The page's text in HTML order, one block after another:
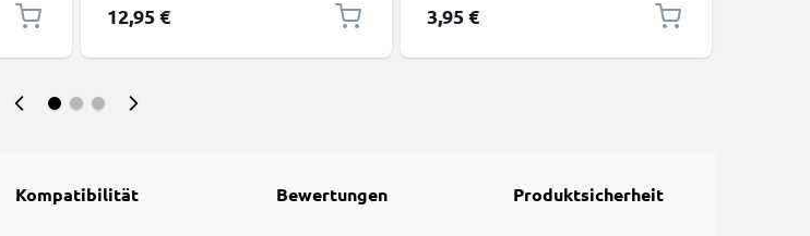
12,95 € 3,95 €
Kompatibilität Bewertungen Produktsicherheit